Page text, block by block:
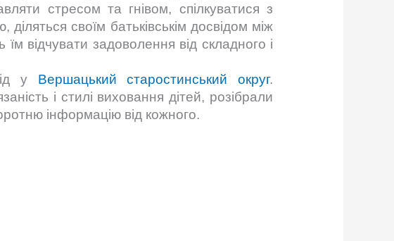
стресом та гнівом, спілкуватися з
своїм батьківськім досвідом між
відчувати задоволення від складного і
у Вершацький старостинський округ.
і стилі виховання дітей, розібрали
інформацію від кожного.